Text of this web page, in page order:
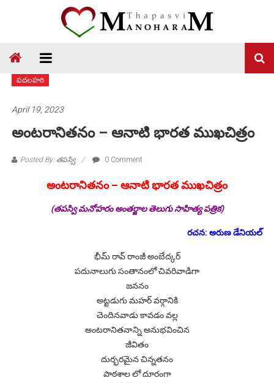
Thapasvi
Manoharam
పదలహరి
April 19, 2023
అంటరానితనం – ఆనాటి భారత ముఖచిత్రం
Posted By: తపస్వి 0 Comment
అంటరానితనం – ఆనాటి భారత ముఖచిత్రం
(తపస్వి మనోహరం అంతర్జాల తెలుగు సాహిత్య పత్రిక)
రచన: అరుణ డేనియల్
భీమ్ రావ్ రాంజీ అంబేద్కర్
పదునాలుగు సంతానంలో చివరివాడిగా
జననం
అట్టడుగు మహర్ వర్గానికి
చెందినవాడు కావడం వల్ల
అంటరానితనాన్ని అనుభవించిన
జీవితం
దుర్భరమైన చిన్నతనం
పాఠశాల లో దూరంగా